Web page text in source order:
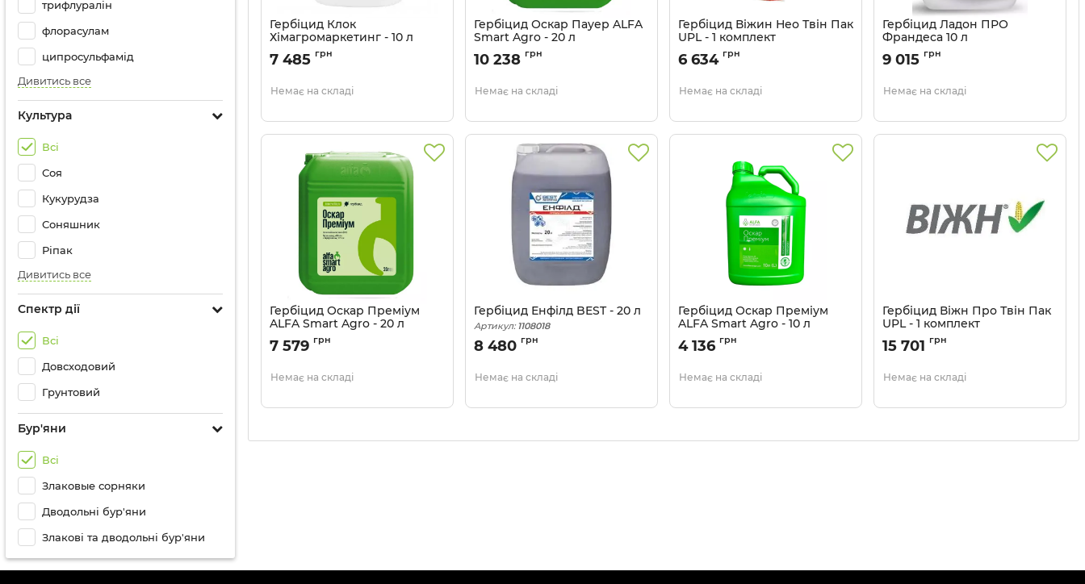
трифлуралін
флорасулам
ципросульфамід
Дивитись все
Культура
Всі
Соя
Кукурудза
Соняшник
Ріпак
Дивитись все
Спектр дії
Всі
Довсходовий
Грунтовий
Бур'яни
Всі
Злаковые сорняки
Дводольні бур'яни
Злакові та дводольні бур'яни
Гербіцид Клок
Хімагромаркетинг - 10 л
Артикул: 11037057
7 485 грн
Немає на складі
Гербіцид Оскар Пауер ALFA
Smart Agro - 20 л
Артикул: 1102023
10 238 грн
Немає на складі
Гербіцид Віжин Нео Твін Пак
UPL - 1 комплект
Артикул: 1102502
6 634 грн
Немає на складі
Гербіцид Ладон ПРО
Франдеса 10 л
Артикул: 1103608
9 015 грн
Немає на складі
Гербіцид Оскар Преміум
ALFA Smart Agro - 20 л
Артикул: 1102025
7 579 грн
Немає на складі
Гербіцид Енфілд BEST - 20 л
Артикул: 1108018
8 480 грн
Немає на складі
Гербіцид Оскар Преміум
ALFA Smart Agro - 10 л
Артикул: 1102024
4 136 грн
Немає на складі
Гербіцид Віжн Про Твін Пак
UPL - 1 комплект
Артикул: 1102503
15 701 грн
Немає на складі